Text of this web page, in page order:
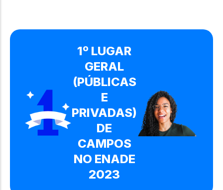
1º LUGAR
GERAL
(PÚBLICAS
E
PRIVADAS)
DE
CAMPOS
NO ENADE
2023